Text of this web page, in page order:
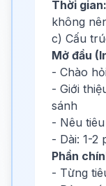
Thời gian:
không
c) Cấu
Mở đầu
- Chào
- Giới
sánh
- Nêu
- Dài: 1-2
Phần
- Từng